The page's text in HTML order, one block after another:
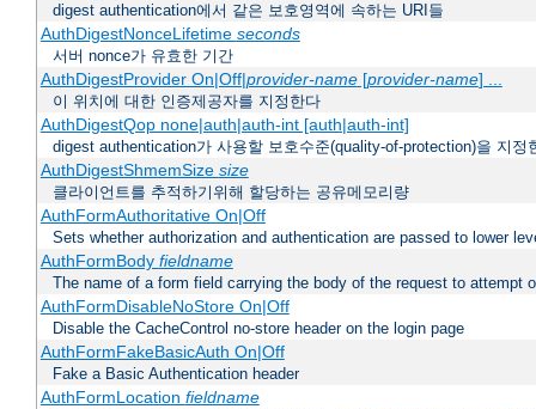
digest authentication에서 같은 보호영역에 속하는 URI들
AuthDigestNonceLifetime seconds
서버 nonce가 유효한 기간
AuthDigestProvider On|Off|provider-name[provider-name] ...
이 위치에 대한 인증제공자를 지정한다
AuthDigestQop none|auth|auth-int [auth|auth-int]
digest authentication가 사용할 보호수준(quality-of-protection)을 지정
AuthDigestShmemSize size
클라이언트를 추적하기위해 할당하는 공유메모리량
AuthFormAuthoritative On|Off
Sets whether authorization and authentication are passed to lower
AuthFormBody fieldname
The name of a form field carrying the body of the request to attempt
AuthFormDisableNoStore On|Off
Disable the CacheControl no-store header on the login page
AuthFormFakeBasicAuth On|Off
Fake a Basic Authentication header
AuthFormLocation fieldname